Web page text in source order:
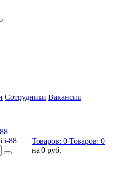
Сотрудники Вакансии
88 Товаров: 0 Товаров: 0
на 0 руб.